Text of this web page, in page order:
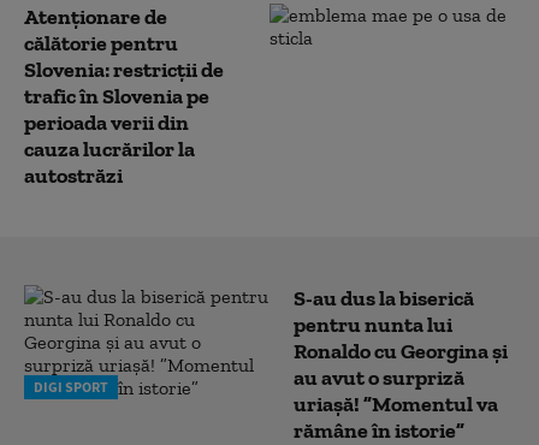
Atenționare de
călătorie pentru
Slovenia: restricții de
trafic în Slovenia pe
perioada verii din
cauza lucrărilor la
autostrăzi
DIGI SPORT
S-au dus la biserică
pentru nunta lui
Ronaldo cu Georgina și
au avut o surpriză
uriașă! ”Momentul va
rămâne în istorie”